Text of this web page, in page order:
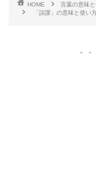
HOME
言葉の意味
「誤謬」の意味と使い